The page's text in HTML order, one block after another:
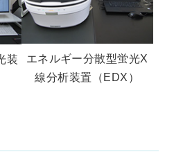
装
エネルギー分散型蛍光X
線分析装置（EDX）